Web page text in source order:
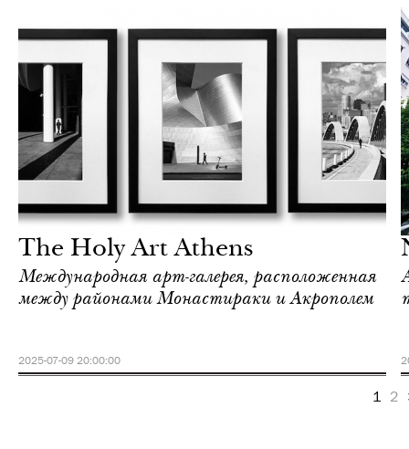
The Holy Art Athens
Международная арт-галерея, расположенная
между районами Монастираки и Акрополем
2025-07-09 20:00:00
1 2